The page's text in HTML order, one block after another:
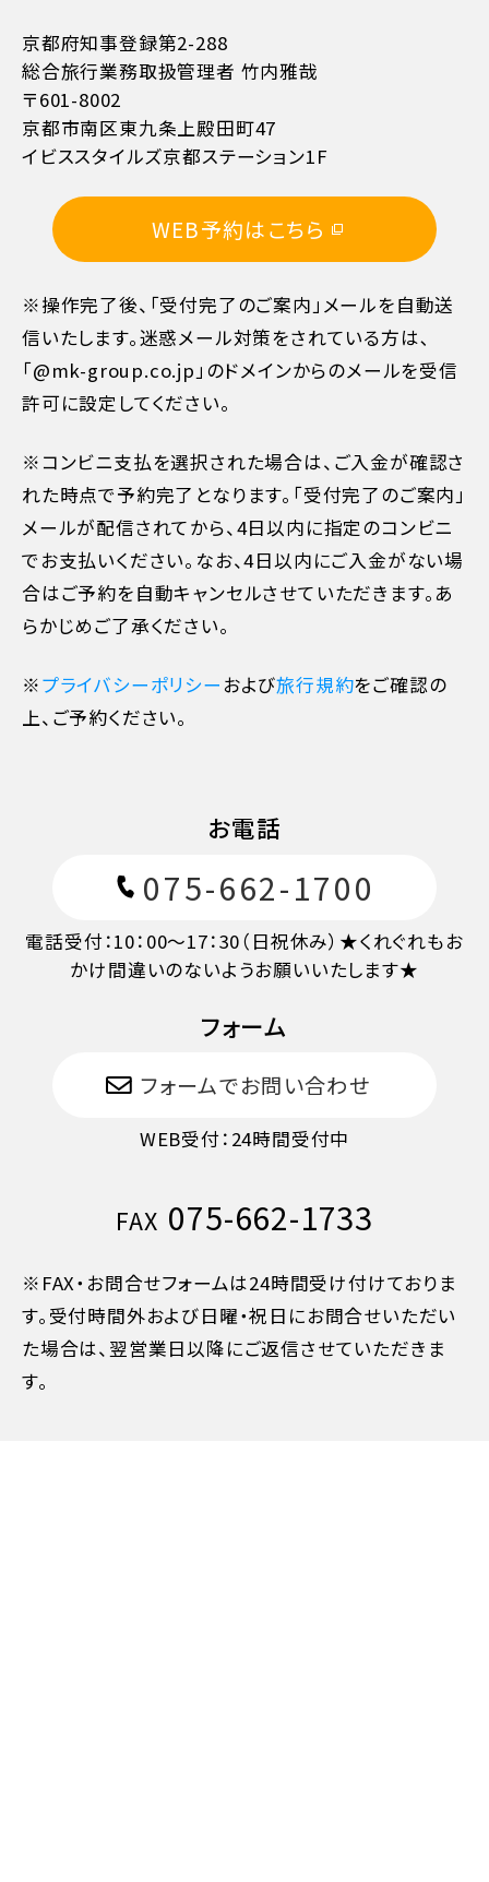
11日目に当たる日以前 無料
7日目に当たる日以降
京都府知事登録第2-288
総合旅行業務取扱管理者 竹内雅哉
〒601-8002
京都市南区東九条上殿田町47
イビススタイルズ京都ステーション1F
WEB予約はこちら
※操作完了後、「受付完了のご案内」メールを自動送
信いたします。迷惑メール対策をされている方は､
「@mk-group.co.jp」のドメインからのメールを受信
許可に設定してください。
※コンビニ支払を選択された場合は、ご入金が確認さ
れた時点で予約完了となります。「受付完了のご案内」
メールが配信されてから、4日以内に指定のコンビニ
でお支払いください。なお、4日以内にご入金がない場
合はご予約を自動キャンセルさせていただきます。あ
らかじめご了承ください。
※プライバシーポリシーおよび旅行規約をご確認の
上、ご予約ください。
お電話
075-662-1700
電話受付：10：00～17：30（日祝休み）★くれぐれもお
かけ間違いのないようお願いいたします★
フォーム
フォームでお問い合わせ
WEB受付：24時間受付中
FAX 075-662-1733
※FAX・お問合せフォームは24時間受け付けておりま
す。受付時間外および日曜・祝日にお問合せいただい
た場合は、翌営業日以降にご返信させていただきま
す。